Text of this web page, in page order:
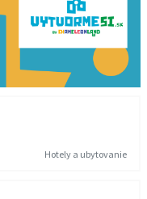
Hotely a ubytovanie